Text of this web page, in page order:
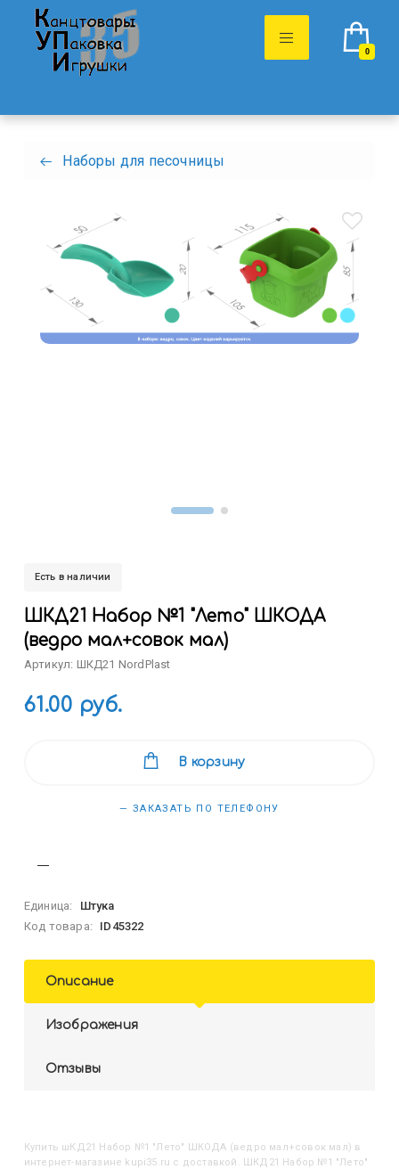
0
Наборы для песочницы
Есть в наличии
ШКД21 Набор №1 "Лето" ШКОДА
(ведро мал+совок мал)
Артикул: ШКД21 NordPlast
61.00 руб.
В корзину
— ЗАКАЗАТЬ ПО ТЕЛЕФОНУ
Единица:
Штука
Код товара:
ID45322
Описание
Изображения
Отзывы
Купить ШКД21 Набор №1 "Лето" ШКОДА (ведро мал+совок мал) в
интернет-магазине kupi35.ru с доставкой. ШКД21 Набор №1 "Лето"